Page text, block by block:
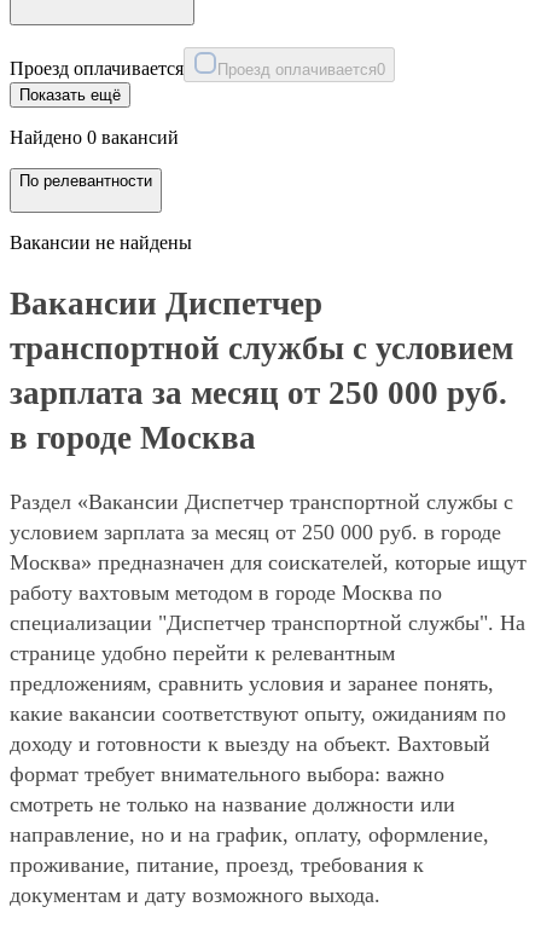
Проезд оплачивается Проезд оплачивается0
Показать ещё
Найдено 0 вакансий
По релевантности
Вакансии не найдены
Вакансии Диспетчер
транспортной службы с условием
зарплата за месяц от 250 000 руб.
в городе Москва
Раздел «Вакансии Диспетчер транспортной службы с
условием зарплата за месяц от 250 000 руб. в городе
Москва» предназначен для соискателей, которые ищут
работу вахтовым методом в городе Москва по
специализации "Диспетчер транспортной службы". На
странице удобно перейти к релевантным
предложениям, сравнить условия и заранее понять,
какие вакансии соответствуют опыту, ожиданиям по
доходу и готовности к выезду на объект. Вахтовый
формат требует внимательного выбора: важно
смотреть не только на название должности или
направление, но и на график, оплату, оформление,
проживание, питание, проезд, требования к
документам и дату возможного выхода.